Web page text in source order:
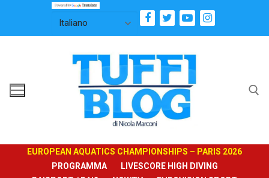
contenuto
EUROPEAN AQUATICS CHAMPIONSHIPS – PARIS 2026
PROGRAMMA
LIVESCORE HIGH DIVING